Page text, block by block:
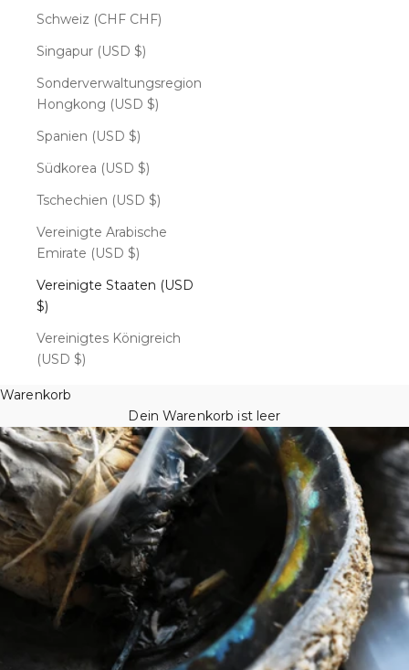
Schweiz (CHF CHF)
Singapur (USD $)
Sonderverwaltungsregion
Hongkong (USD $)
Spanien (USD $)
Südkorea (USD $)
Tschechien (USD $)
Vereinigte Arabische
Emirate (USD $)
Vereinigte Staaten (USD
$)
Vereinigtes Königreich
(USD $)
Warenkorb
Dein Warenkorb ist leer